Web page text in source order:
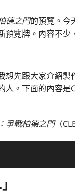
德之門的預覽。今
預覽牌。內容不少
想先跟大家介紹
人。下面的內容
爭戰柏德之門（
」